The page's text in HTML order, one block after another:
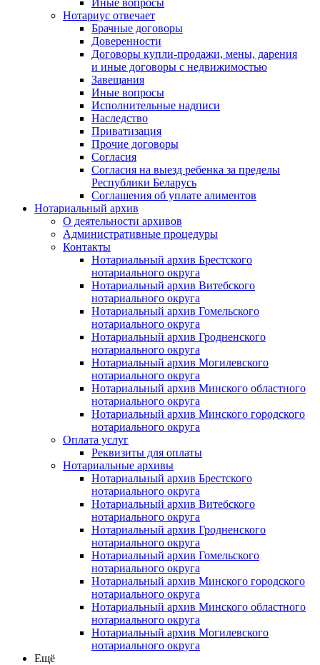
Нотариус отвечает
Брачные договоры
Доверенности
Договоры купли-продажи, мены, дарения
и иные договоры с недвижимостью
Завещания
Иные вопросы
Исполнительные надписи
Наследство
Приватизация
Прочие договоры
Согласия
Согласия на выезд ребенка за пределы
Республики Беларусь
Соглашения об уплате алиментов
Нотариальный архив
О деятельности архивов
Административные процедуры
Контакты
Нотариальный архив Брестского
нотариального округа
Нотариальный архив Витебского
нотариального округа
Нотариальный архив Гомельского
нотариального округа
Нотариальный архив Гродненского
нотариального округа
Нотариальный архив Могилевского
нотариального округа
Нотариальный архив Минского областного
нотариального округа
Нотариальный архив Минского городского
нотариального округа
Оплата услуг
Реквизиты для оплаты
Нотариальные архивы
Нотариальный архив Брестского
нотариального округа
Нотариальный архив Витебского
нотариального округа
Нотариальный архив Гродненского
нотариального округа
Нотариальный архив Гомельского
нотариального округа
Нотариальный архив Минского городского
нотариального округа
Нотариальный архив Минского областного
нотариального округа
Нотариальный архив Могилевского
нотариального округа
Ещё